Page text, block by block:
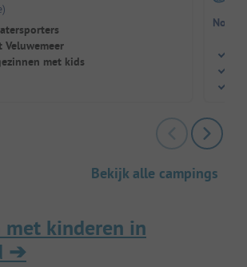
)
Veluwemeer
met kids
Nog
Bekijk alle campings
met kinderen in
➔